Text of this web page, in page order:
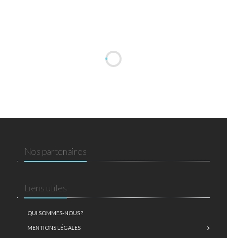
Nos partenaires
Liens utiles
QUI SOMMES-NOUS ?
MENTIONS LÉGALES